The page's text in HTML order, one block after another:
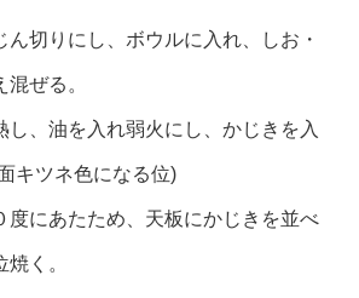
切りにし、ボウルに入れ、しお・
ぜる。
、油を入れ弱火にし、かじきを入
キツネ色になる位)
にあたため、天板にかじきを並べ
く。